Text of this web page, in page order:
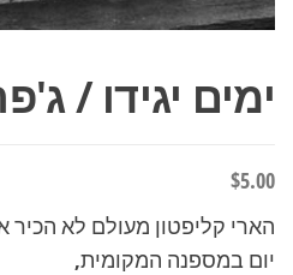
ימים יגידו /
$5.00
הארי קליפטון מעולם לא
יום במספנה המקומית,